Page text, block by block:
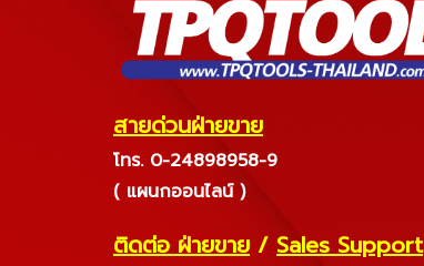
สายด่วนฝ่ายขาย
โทร. 0-24898958-9
( แผนกออนไลน์ )
ติดต่อ ฝ่ายขาย / Sales Support